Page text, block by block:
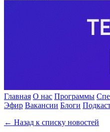
Главная О нас Программы
Эфир Вакансии Блоги
← Назад к списку новостей